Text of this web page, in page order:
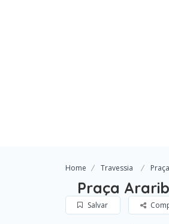
Home Travessia
Praça
Salvar